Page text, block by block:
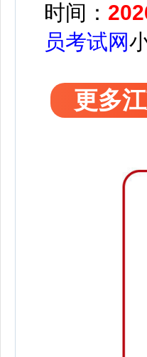
时间：
员考试网
更多